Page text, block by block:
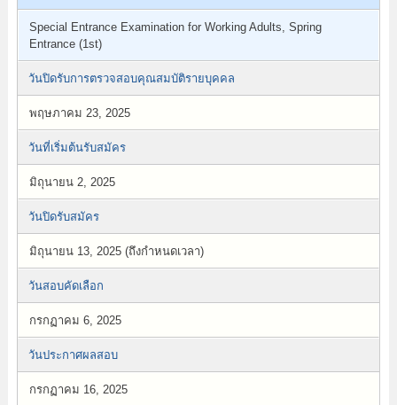
Special Entrance Examination for Working Adults, Spring
Entrance (1st)
วันปิดรับการตรวจสอบคุณสมบัติรายบุคคล
พฤษภาคม 23, 2025
วันที่เริ่มต้นรับสมัคร
มิถุนายน 2, 2025
วันปิดรับสมัคร
มิถุนายน 13, 2025 (ถึงกำหนดเวลา)
วันสอบคัดเลือก
กรกฏาคม 6, 2025
วันประกาศผลสอบ
กรกฏาคม 16, 2025